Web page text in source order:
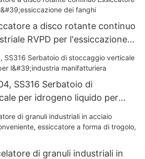
a disco rotante continuo
RVPD per l'essiccazione
SS316 Serbatoio di
per idrogeno liquido per
di granuli industriali in